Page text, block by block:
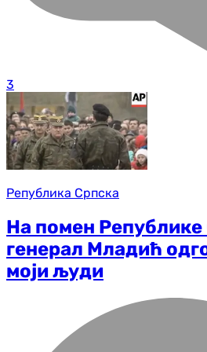
3
Република Српска
На помен Републике
генерал Младић
моји људи